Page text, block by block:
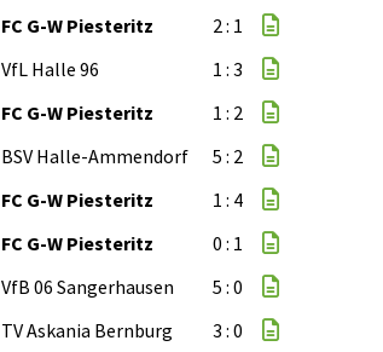
FC G-W Piesteritz
2 : 1
VfL Halle 96
1 : 3
FC G-W Piesteritz
1 : 2
BSV Halle-Ammendorf
5 : 2
FC G-W Piesteritz
1 : 4
FC G-W Piesteritz
0 : 1
VfB 06 Sangerhausen
5 : 0
TV Askania Bernburg
3 : 0